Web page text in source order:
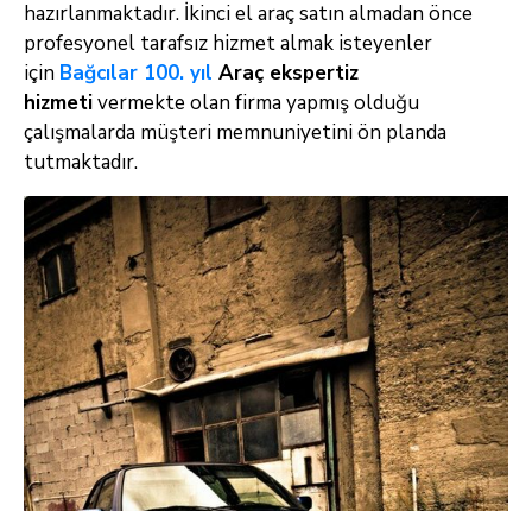
hazırlanmaktadır. İkinci el araç satın almadan önce
profesyonel tarafsız hizmet almak isteyenler
için Bağcılar 100. yıl Araç ekspertiz
hizmetivermekte olan firma yapmış olduğu
çalışmalarda müşteri memnuniyetini ön planda
tutmaktadır.